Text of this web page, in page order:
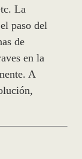
La
paso del
de
en la
A